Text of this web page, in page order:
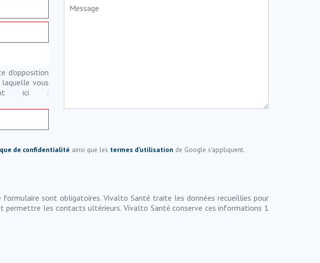
d'opposition
vous
ici :
de confidentialité ainsi que les termes d'utilisation de Google s'appliquent.
formulaire sont obligatoires. Vivalto Santé traite les données recueillies pour
permettre les contacts ultérieurs. Vivalto Santé conserve ces informations 1